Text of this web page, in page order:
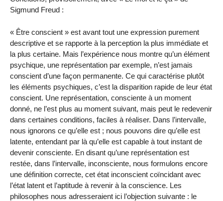
Sigmund Freud :
« Être conscient » est avant tout une expression purement
descriptive et se rapporte à la perception la plus immédiate et
la plus certaine. Mais l’expérience nous montre qu’un élément
psychique, une représentation par exemple, n’est jamais
conscient d’une façon permanente. Ce qui caractérise plutôt
les éléments psychiques, c’est la disparition rapide de leur état
conscient. Une représentation, consciente à un moment
donné, ne l’est plus au moment suivant, mais peut le redevenir
dans certaines conditions, faciles à réaliser. Dans l’intervalle,
nous ignorons ce qu’elle est ; nous pouvons dire qu’elle est
latente, entendant par là qu’elle est capable à tout instant de
devenir consciente. En disant qu’une représentation est
restée, dans l’intervalle, inconsciente, nous formulons encore
une définition correcte, cet état inconscient coïncidant avec
l’état latent et l’aptitude à revenir à la conscience. Les
philosophes nous adresseraient ici l’objection suivante : le